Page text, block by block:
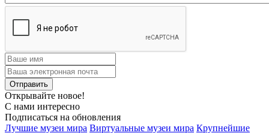
Открывайте новое!
С нами интересно
Подписаться на обновления
Лучшие музеи мира Виртуальные музеи мира Крупнейшие